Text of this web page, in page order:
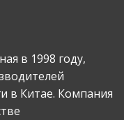
в 1998 году,
в Китае. Компания